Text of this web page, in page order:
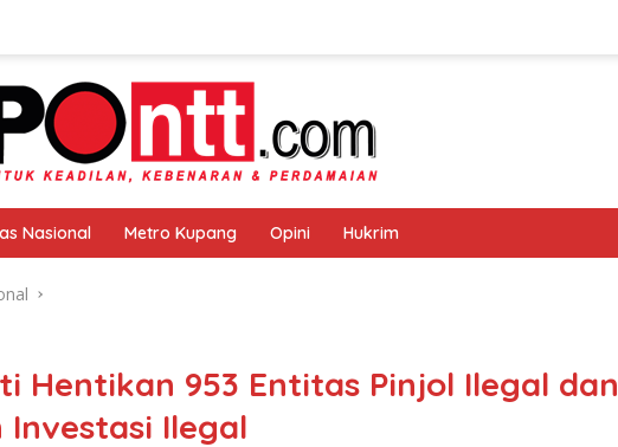
Nasional Metro Kupang Opini Hukrim
Hentikan 953 Entitas Pinjol Ilegal dan
Investasi Ilegal